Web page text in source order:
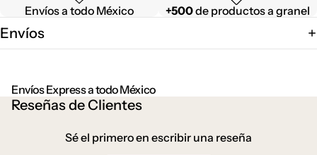
Envíos a todo México +500de productos a granel
Envíos
Envíos Express a todo México
Reseñas de Clientes
Sé el primero en escribir una reseña